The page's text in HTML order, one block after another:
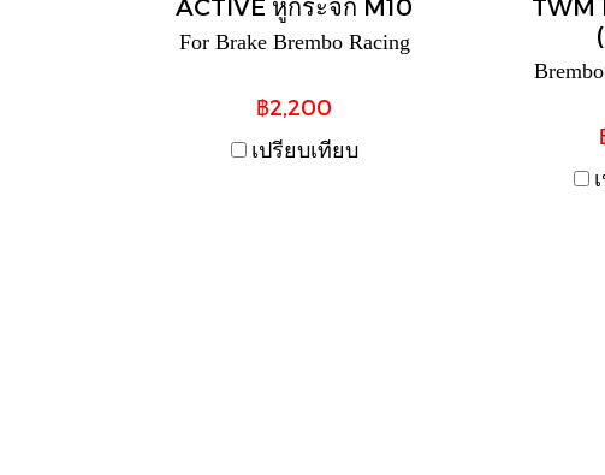
ACTIVE หูกระจก M10
For Brake Brembo Racing
฿2,200
เปรียบเทียบ
TWM